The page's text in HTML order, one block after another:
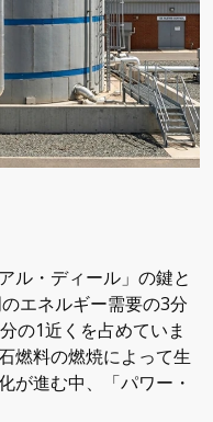
ル・ディール」の鍵と
エネルギー需要の3分
の1近くを占めていま
燃料の燃焼によって生
が進む中、「パワー・